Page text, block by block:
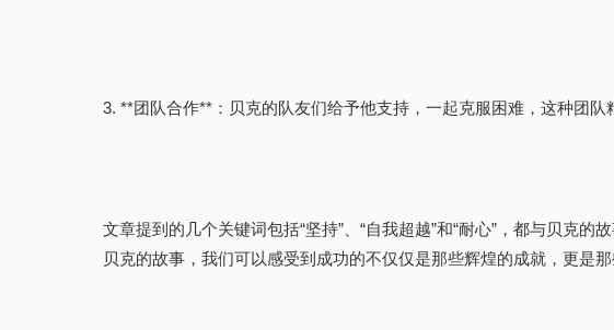
3. **团队合作**：贝克的队友们给予他支持，一起克服困难，这种团队
文章提到的几个关键词包括“坚持”、“自我超越”和“耐心”，都与贝克
贝克的故事，我们可以感受到成功的不仅仅是那些辉煌的成就，更是